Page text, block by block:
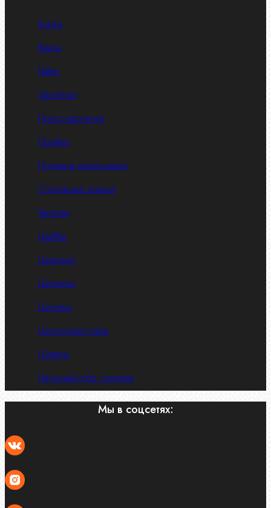
Болты
Винты
Гайки
Заклепки
Пресс-масленки
Пробки
Пружины тарельчатые
Стопорные кольца
Такелаж
Шайбы
Шпильки
Шплинты
Шпонки
Шпоночная сталь
Штифты
Латунный и бр. крепеж
Мы в соцсетях: